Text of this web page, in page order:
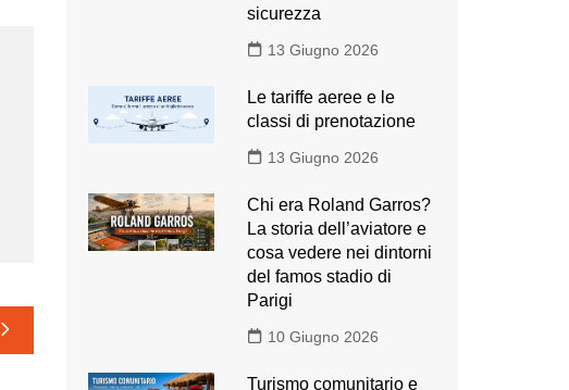
sicurezza
13 Giugno 2026
Le tariffe aeree e le
classi di prenotazione
13 Giugno 2026
Chi era Roland Garros?
La storia dell’aviatore e
cosa vedere nei dintorni
del famos stadio di
Parigi
10 Giugno 2026
Turismo comunitario e